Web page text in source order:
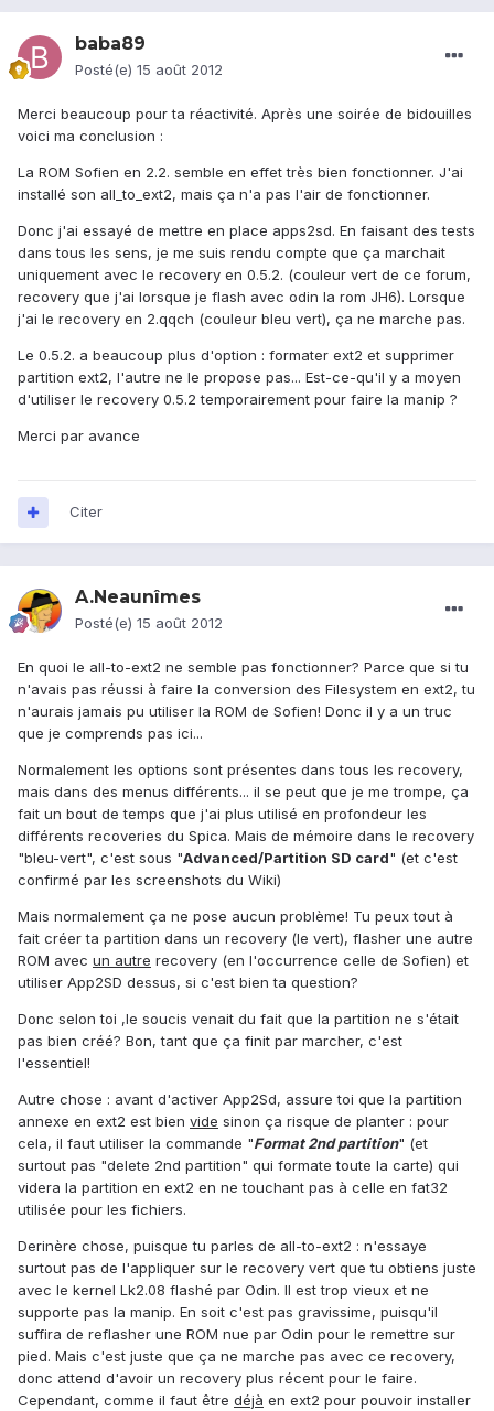
baba89
Posté(e) 15 août 2012
Merci beaucoup pour ta réactivité. Après une soirée de bidouilles
voici ma conclusion :
La ROM Sofien en 2.2. semble en effet très bien fonctionner. J'ai
installé son all_to_ext2, mais ça n'a pas l'air de fonctionner.
Donc j'ai essayé de mettre en place apps2sd. En faisant des tests
dans tous les sens, je me suis rendu compte que ça marchait
uniquement avec le recovery en 0.5.2. (couleur vert de ce forum,
recovery que j'ai lorsque je flash avec odin la rom JH6). Lorsque
j'ai le recovery en 2.qqch (couleur bleu vert), ça ne marche pas.
Le 0.5.2. a beaucoup plus d'option : formater ext2 et supprimer
partition ext2, l'autre ne le propose pas... Est-ce-qu'il y a moyen
d'utiliser le recovery 0.5.2 temporairement pour faire la manip ?
Merci par avance
Citer
A.Neaunîmes
Posté(e) 15 août 2012
En quoi le all-to-ext2 ne semble pas fonctionner? Parce que si tu
n'avais pas réussi à faire la conversion des Filesystem en ext2, tu
n'aurais jamais pu utiliser la ROM de Sofien! Donc il y a un truc
que je comprends pas ici...
Normalement les options sont présentes dans tous les recovery,
mais dans des menus différents... il se peut que je me trompe, ça
fait un bout de temps que j'ai plus utilisé en profondeur les
différents recoveries du Spica. Mais de mémoire dans le recovery
"bleu-vert", c'est sous "Advanced/Partition SD card" (et c'est
confirmé par les screenshots du Wiki)
Mais normalement ça ne pose aucun problème! Tu peux tout à
fait créer ta partition dans un recovery (le vert), flasher une autre
ROM avec un autre recovery (en l'occurrence celle de Sofien) et
utiliser App2SD dessus, si c'est bien ta question?
Donc selon toi ,le soucis venait du fait que la partition ne s'était
pas bien créé? Bon, tant que ça finit par marcher, c'est
l'essentiel!
Autre chose : avant d'activer App2Sd, assure toi que la partition
annexe en ext2 est bien vide sinon ça risque de planter : pour
cela, il faut utiliser la commande "Format 2nd partition" (et
surtout pas "delete 2nd partition" qui formate toute la carte) qui
videra la partition en ext2 en ne touchant pas à celle en fat32
utilisée pour les fichiers.
Derinère chose, puisque tu parles de all-to-ext2 : n'essaye
surtout pas de l'appliquer sur le recovery vert que tu obtiens juste
avec le kernel Lk2.08 flashé par Odin. Il est trop vieux et ne
supporte pas la manip. En soit c'est pas gravissime, puisqu'il
suffira de reflasher une ROM nue par Odin pour le remettre sur
pied. Mais c'est juste que ça ne marche pas avec ce recovery,
donc attend d'avoir un recovery plus récent pour le faire.
Cependant, comme il faut être déjà en ext2 pour pouvoir installer